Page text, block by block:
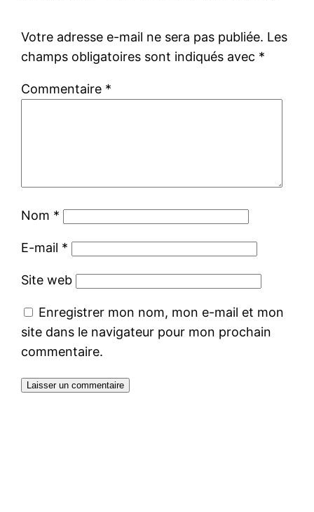
Votre adresse e-mail ne sera pas publiée. Les
champs obligatoires sont indiqués avec *
Commentaire *
Nom *
E-mail *
Site web
Enregistrer mon nom, mon e-mail et mon
site dans le navigateur pour mon prochain
commentaire.